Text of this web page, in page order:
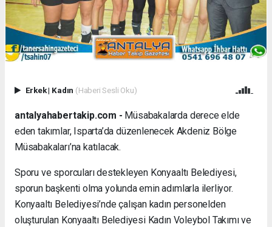
Erkek| Kadın (Haberi Sesli Oku)
antalyahabertakip.com - Müsabakalarda derece elde
eden takımlar, Isparta’da düzenlenecek Akdeniz Bölge
Müsabakaları’na katılacak.
Sporu ve sporcuları destekleyen Konyaaltı Belediyesi,
sporun başkenti olma yolunda emin adımlarla ilerliyor.
Konyaaltı Belediyesi’nde çalışan kadın personelden
oluşturulan Konyaaltı Belediyesi Kadın Voleybol Takımı ve